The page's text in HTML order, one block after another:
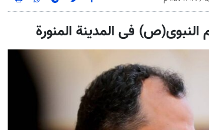
النبوی(ص) فی المدينة المنورة